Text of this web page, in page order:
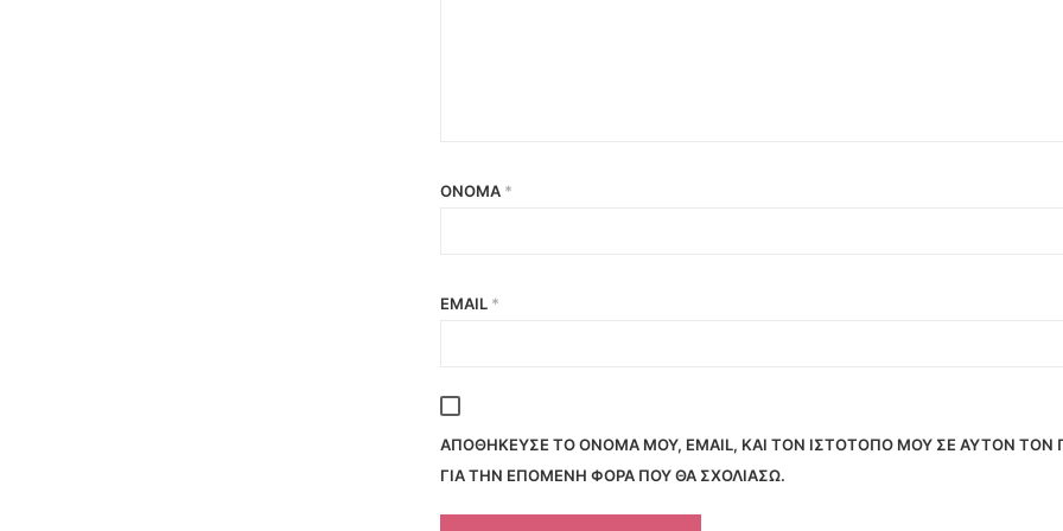
ΌΝΟΜΑ *
EMAIL *
ΑΠΟΘΉΚΕΥΣΕ ΤΟ ΌΝΟΜΆ ΜΟΥ, EMAIL, ΚΑΙ ΤΟΝ ΙΣΤΌΤΟΠΟ ΜΟΥ ΣΕ ΑΥΤΌΝ ΤΟΝ
ΓΙΑ ΤΗΝ ΕΠΌΜΕΝΗ ΦΟΡΆ ΠΟΥ ΘΑ ΣΧΟΛΙΆΣΩ.